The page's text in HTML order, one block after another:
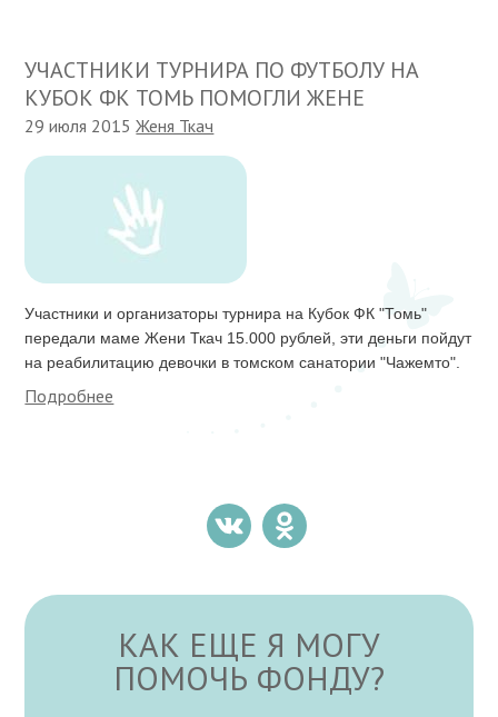
УЧАСТНИКИ ТУРНИРА ПО ФУТБОЛУ НА
КУБОК ФК ТОМЬ ПОМОГЛИ ЖЕНЕ
29 июля 2015Женя Ткач
Участники и организаторы турнира на Кубок ФК "Томь"
передали маме Жени Ткач 15.000 рублей, эти деньги пойдут
на реабилитацию девочки в томском санатории "Чажемто".
Подробнее
КАК ЕЩЕ Я МОГУ
ПОМОЧЬ ФОНДУ?